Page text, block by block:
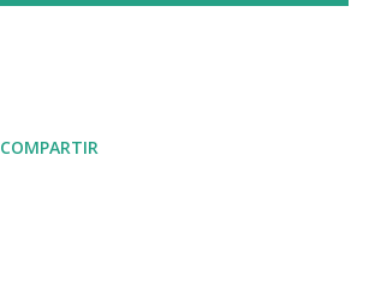
COMPARTIR